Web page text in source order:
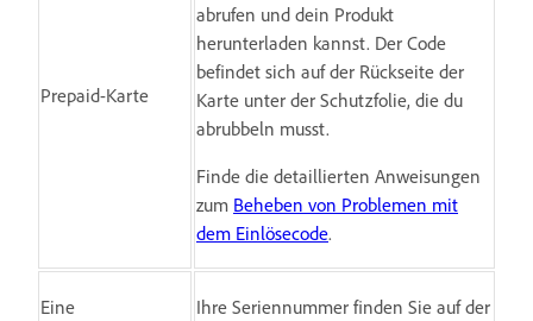
Prepaid-Karte
abrufen und dein Produkt
herunterladen kannst. Der Code
befindet sich auf der Rückseite der
Karte unter der Schutzfolie, die du
abrubbeln musst.
Finde die detaillierten Anweisungen
zum Beheben von Problemen mit
dem Einlösecode.
Eine
Ihre Seriennummer finden Sie auf der